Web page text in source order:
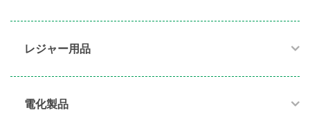
レジャー用品
電化製品​